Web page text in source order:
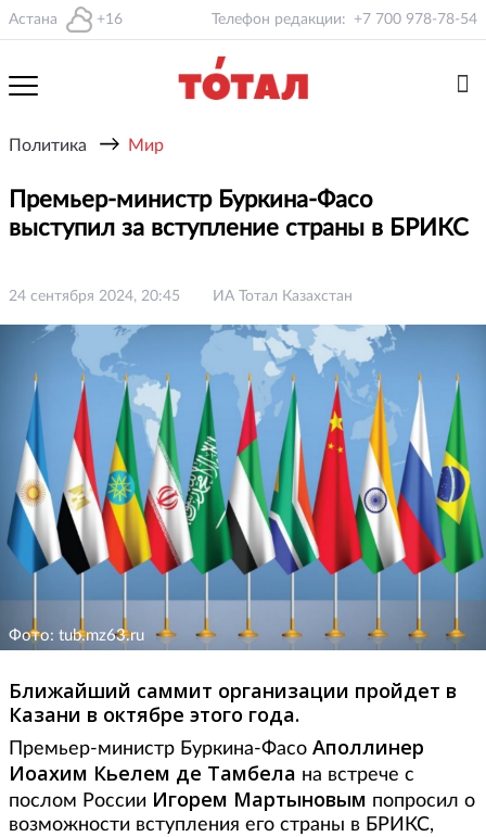
Астана +16 Телефон редакции: +7 700 978-78-54
Политика → Мир
Премьер-министр Буркина-Фасо
выступил за вступление страны в БРИКС
24 сентября 2024, 20:45 ИА Тотал Казахстан
Фото: tub.mz63.ru
Ближайший саммит организации пройдет в
Казани в октябре этого года.
Премьер-министр Буркина-Фасо Аполлинер
Иоахим Кьелем де Тамбела на встрече с
послом России Игорем Мартыновым попросил о
возможности вступления его страны в БРИКС,